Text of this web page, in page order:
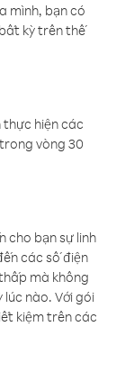
mình, bạn có
kỳ trên thế
thực hiện các
vòng 30
cho bạn sự linh
các số điện
mà không
nào. Với gói
kiệm trên các